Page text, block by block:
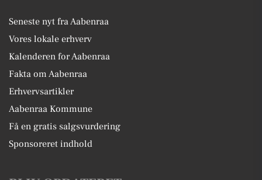
Seneste nyt fra Aabenraa
Vores lokale erhverv
Kalenderen for Aabenraa
Fakta om Aabenraa
Erhvervsartikler
Aabenraa Kommune
Få en gratis salgsvurdering
Sponsoreret indhold